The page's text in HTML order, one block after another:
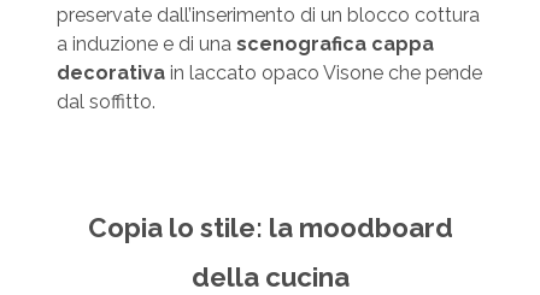
preservate dall’inserimento di un blocco cottura
a induzione e di una scenografica cappa
decorativain laccato opaco Visone che pende
dal soffitto.
Copia lo stile: la moodboard
della cucina